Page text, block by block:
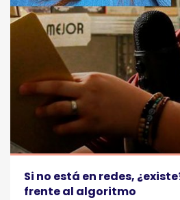
Si no está en redes,
frente al algoritmo